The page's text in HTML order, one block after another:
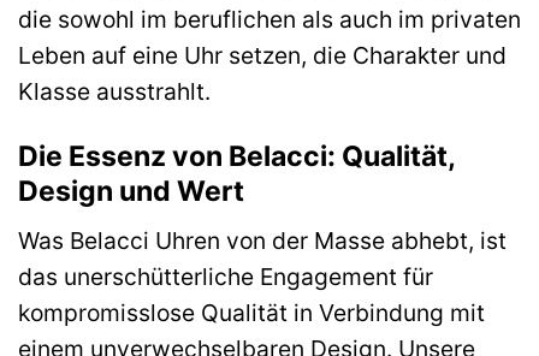
die sowohl im beruflichen als auch im privaten
Leben auf eine Uhr setzen, die Charakter und
Klasse ausstrahlt.
Die Essenz von Belacci: Qualität,
Design und Wert
Was Belacci Uhren von der Masse abhebt, ist
das unerschütterliche Engagement für
kompromisslose Qualität in Verbindung mit
einem unverwechselbaren Design. Unsere